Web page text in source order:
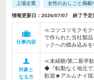
上場企業 女性のおしごと掲載
情報更新日：2026/07/07 終了予定
仕事内容
≪コツコツモクモ
で作られた当社製
ックへの積み込み
対象と
なる方
≪未経験/第二新卒
◆『転勤なく地元で
歓迎★アルムナイ採